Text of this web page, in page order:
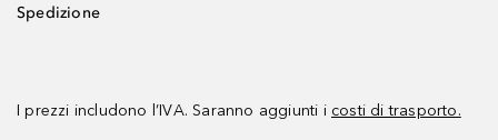
Spedizione
I prezzi includono l’IVA. Saranno aggiunti i costi di trasporto.